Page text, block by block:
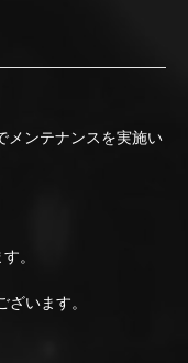
メンテナンスを実施い
。
います。